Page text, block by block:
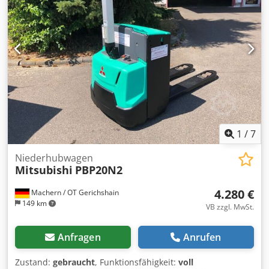
Fahrgestellnummer: RFB12B 00250 Lastschwerpunkt: 600
Gabelbreite: 186 mm Gabeldicke: 56 mm Masttyp: Triplex
Zustand: Einsatzbereit und voll funktionsfähig Codpfjzhc
Abjx Aqvjha Zustand Technisch: sehr gut Bereifung vorne
Typ: Vulkollan Bereifung hinten Typ: Polyurethan Batterie
Volt: 24V Batterie Ah: 250Ah Batterie Typ: PzS Batterie
Baujahr: 2023 Batterie Zustand: 80 - 100% Beschreibung:
Wartung inkl. Hydrauliköl erneuert. UVV-Prüfung erneuert.
CE Zertifikat,
1 /7
Machern / OT Gerichshain
149 km
Niederhubwagen
Mitsubishi PBP20N2
4.280 €
VB zzgl. MwSt.
Anfragen Anrufen
Zustand: gebraucht, Funktionsfähigkeit: voll